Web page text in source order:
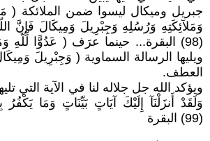
جبريل وميكال ليسوا ضمن الملائكة (
وَمَلآئِكَتِهِ وَرُسُلِهِ وَجِبْرِيلَ وَمِيكَالَ فَإِنَّ
(98) البقرة... حينما عرَف ( عَدُوًّا لِّلّهِ
ويليها الرسالة السماوية ( وَجِبْرِيلَ
العطف.
ويؤكد الله جل جلاله لنا في الآية التي
وَلَقَدْ أَنزَلْنَآ إِلَيْكَ آيَاتٍ بَيِّنَاتٍ وَمَا يَكْفُرُ
(99) البقرة